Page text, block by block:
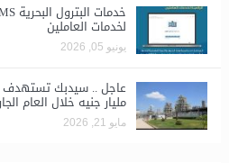
لخدمات العاملين
يونيو 05, 2026
مليار جنيه خلال العام
مايو 21, 2026